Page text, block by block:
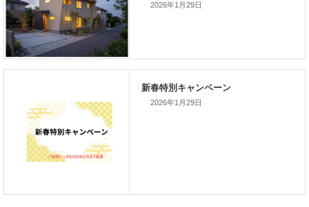
新春特別キャンペーン
2026年1月29日
2026年1月29日